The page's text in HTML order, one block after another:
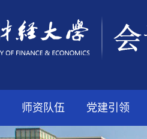
师资队伍 党建引领